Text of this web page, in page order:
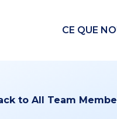
CE QUE
to All Team